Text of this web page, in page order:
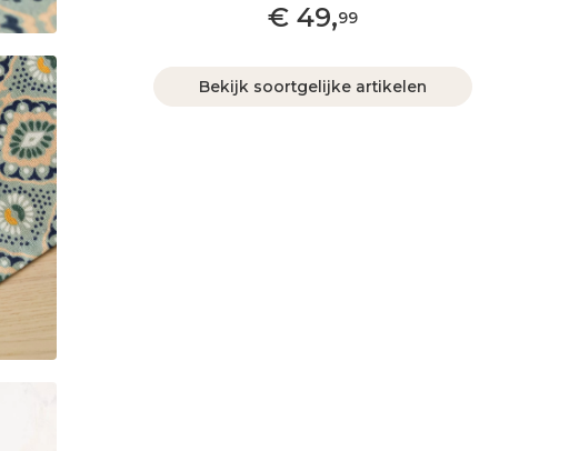
€ 49,99
Bekijk soortgelijke artikelen